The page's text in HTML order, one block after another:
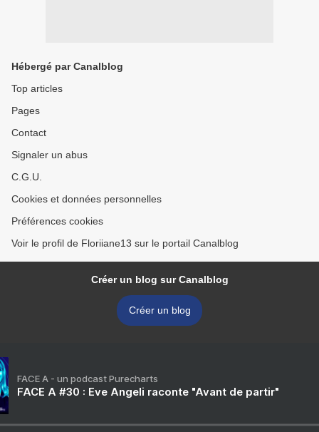
Hébergé par Canalblog
Top articles
Pages
Contact
Signaler un abus
C.G.U.
Cookies et données personnelles
Préférences cookies
Voir le profil de Floriiane13 sur le portail Canalblog
Créer un blog sur Canalblog
Créer un blog
FACE A - un podcast Purecharts
FACE A #30 : Eve Angeli raconte "Avant de partir"